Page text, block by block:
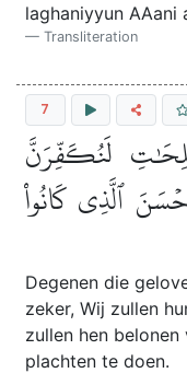
laghaniyyun AAani
Transliteration
7
لَنُكَفِّرَنَّ
ٱلَّذِي كَانُواْ
Degenen die
zeker, Wij zullen
zullen hen
plachten te doen.